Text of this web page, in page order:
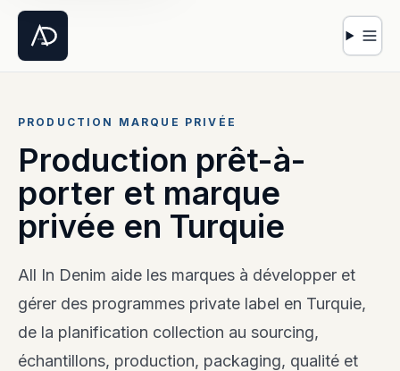
PRODUCTION MARQUE PRIVÉE
Production prêt-à-
porter et marque
privée en Turquie
All In Denim aide les marques à développer et
gérer des programmes private label en Turquie,
de la planification collection au sourcing,
échantillons, production, packaging, qualité et